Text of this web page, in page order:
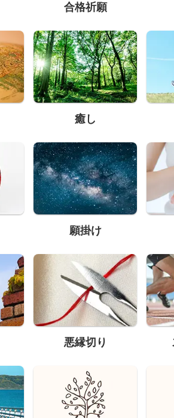
合格祈願
癒し
願掛け
悪縁切り